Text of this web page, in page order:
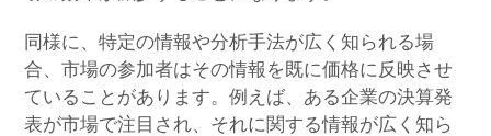
同様に、特定の情報や分析手法が広く知られる場
合、市場の参加者はその情報を既に価格に反映させ
ていることがあります。例えば、ある企業の決算発
表が市場で注目され、それに関する情報が広く知ら